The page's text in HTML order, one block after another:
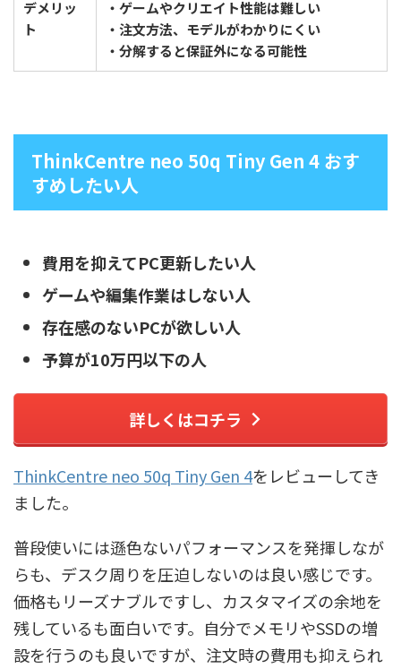
デメリッ
ト
・ゲームやクリエイト性能は難しい
・注文方法、モデルがわかりにくい
・分解すると保証外になる可能性
ThinkCentre neo 50q Tiny Gen 4 おす
すめしたい人
費用を抑えてPC更新したい人
ゲームや編集作業はしない人
存在感のないPCが欲しい人
予算が10万円以下の人
詳しくはコチラ
ThinkCentre neo 50q Tiny Gen 4をレビューしてき
ました。
普段使いには遜色ないパフォーマンスを発揮しなが
らも、デスク周りを圧迫しないのは良い感じです。
価格もリーズナブルですし、カスタマイズの余地を
残しているも面白いです。自分でメモリやSSDの増
設を行うのも良いですが、注文時の費用も抑えられ